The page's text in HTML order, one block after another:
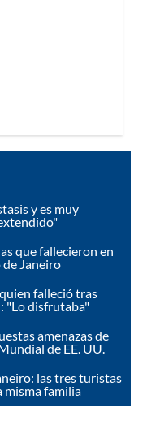
y es muy
que fallecieron en
Janeiro
falleció tras
"Lo disfrutaba"
amenazas de
de EE. UU.
las tres turistas
misma familia